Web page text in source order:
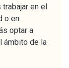
en el
o en
optar a
ámbito de la